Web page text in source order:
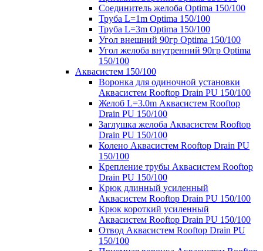
Соединитель желоба Optima 150/100
Труба L=1m Optima 150/100
Труба L=3m Optima 150/100
Угол внешний 90гр Optima 150/100
Угол желоба внутренний 90гр Optima
150/100
Аквасистем 150/100
Воронка для одиночной установки
Аквасистем Rooftop Drain PU 150/100
Желоб L=3.0m Аквасистем Rooftop
Drain PU 150/100
Заглушка желоба Аквасистем Rooftop
Drain PU 150/100
Колено Аквасистем Rooftop Drain PU
150/100
Крепление трубы Аквасистем Rooftop
Drain PU 150/100
Крюк длинный усиленный
Аквасистем Rooftop Drain PU 150/100
Крюк короткий усиленный
Аквасистем Rooftop Drain PU 150/100
Отвод Аквасистем Rooftop Drain PU
150/100